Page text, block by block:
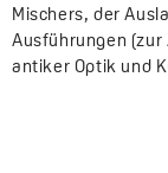
Mischers, der
Ausführungen (zur
antiker Optik und